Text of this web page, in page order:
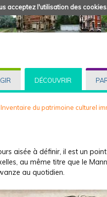
acceptez l'utilisation des
DÉCOUVRIR
Inventaire du patrimoine culturel
aisée à définir, il est un
au même titre que le
au quotidien.